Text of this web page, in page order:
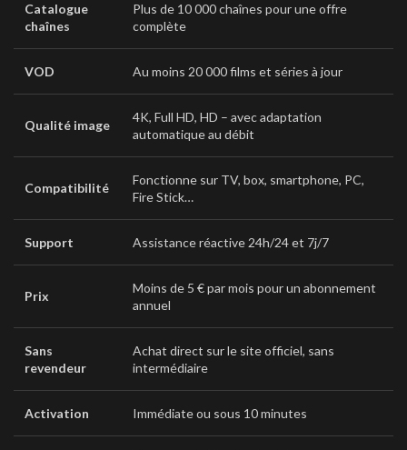
Catalogue
chaînes
Plus de 10 000 chaînes pour une offre
complète
VOD Au moins 20 000 films et séries à jour
Qualité image
4K, Full HD, HD – avec adaptation
automatique au débit
Compatibilité
Fonctionne sur TV, box, smartphone, PC,
Fire Stick…
Support Assistance réactive 24h/24 et 7j/7
Prix
Moins de 5 € par mois pour un abonnement
annuel
Sans
revendeur
Achat direct sur le site officiel, sans
intermédiaire
Activation Immédiate ou sous 10 minutes